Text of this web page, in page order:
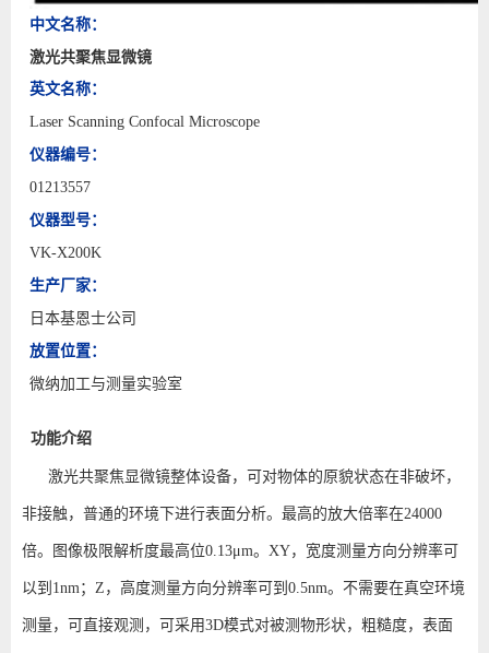
中文名称：
激光共聚焦显微镜
英文名称：
Laser Scanning Confocal Microscope
仪器编号：
01213557
仪器型号：
VK-X200K
生产厂家：
日本基恩士公司
放置位置：
微纳加工与测量实验室
功能介绍
激光共聚焦显微镜整体设备，可对物体的原貌状态在非破坏，
非接触，普通的环境下进行表面分析。最高的放大倍率在24000
倍。图像极限解析度最高位0.13μm。XY，宽度测量方向分辨率可
以到1nm；Z，高度测量方向分辨率可到0.5nm。不需要在真空环境
测量，可直接观测，可采用3D模式对被测物形状，粗糙度，表面